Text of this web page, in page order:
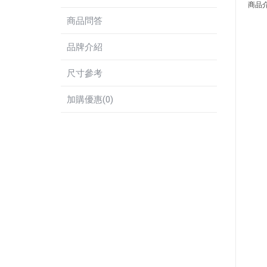
商品問答
品牌介紹
尺寸參考
加購優惠(0)
商品